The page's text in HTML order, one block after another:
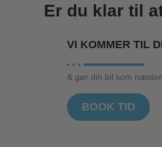
Er du klar til
VI KOMMER TIL
& gør din bil som
BOOK TID